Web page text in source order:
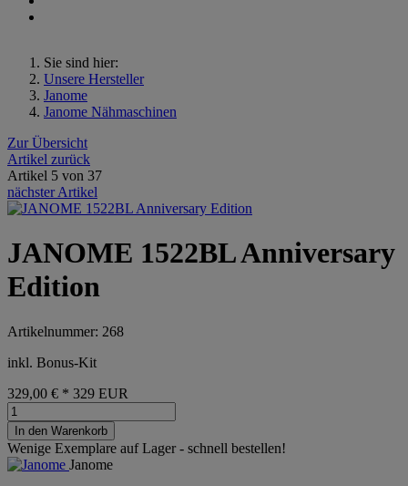
Sie sind hier:
Unsere Hersteller
Janome
Janome Nähmaschinen
Zur Übersicht
Artikel zurück
Artikel 5 von 37
nächster Artikel
JANOME 1522BL Anniversary
Edition
Artikelnummer: 268
inkl. Bonus-Kit
329,00 € * 329 EUR
In den Warenkorb
Wenige Exemplare auf Lager - schnell bestellen!
Janome